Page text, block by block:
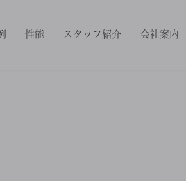
性能 スタッフ紹介 会社案内